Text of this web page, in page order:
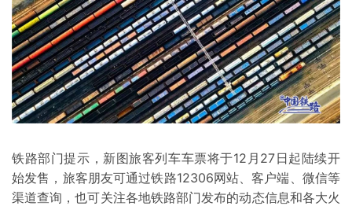
铁路部门提示，新图旅客列车车票将于12月27日起陆续开
始发售，旅客朋友可通过铁路12306网站、客户端、微信等
渠道查询，也可关注各地铁路部门发布的动态信息和各大火